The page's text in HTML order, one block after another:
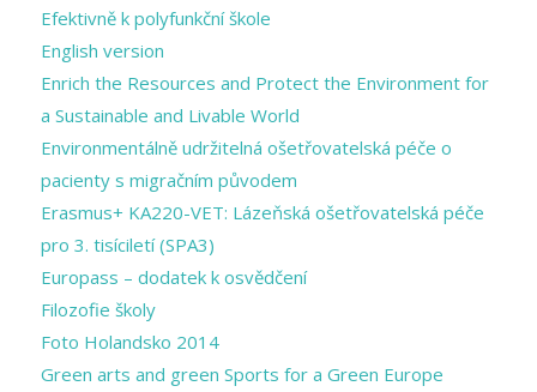
Efektivně k polyfunkční škole
English version
Enrich the Resources and Protect the Environment for
a Sustainable and Livable World
Environmentálně udržitelná ošetřovatelská péče o
pacienty s migračním původem
Erasmus+ KA220-VET: Lázeňská ošetřovatelská péče
pro 3. tisíciletí (SPA3)
Europass – dodatek k osvědčení
Filozofie školy
Foto Holandsko 2014
Green arts and ​green Sports for a ​Green Europe